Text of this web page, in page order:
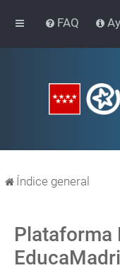
FAQ
Índice general
Plataforma